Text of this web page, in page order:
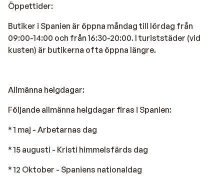
Öppettider:
Butiker i Spanien är öppna måndag till lördag från
09:00-14:00 och från 16:30-20:00. I turiststäder (vid
kusten) är butikerna ofta öppna längre.
Allmänna helgdagar:
Följande allmänna helgdagar firas i Spanien:
* 1 maj - Arbetarnas dag
* 15 augusti - Kristi himmelsfärds dag
* 12 Oktober - Spaniens nationaldag